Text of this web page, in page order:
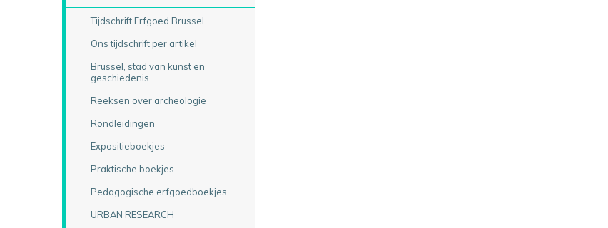
Tijdschrift Erfgoed Brussel
Ons tijdschrift per artikel
Brussel, stad van kunst en
geschiedenis
Reeksen over archeologie
Rondleidingen
Expositieboekjes
Praktische boekjes
Pedagogische erfgoedboekjes
URBAN RESEARCH